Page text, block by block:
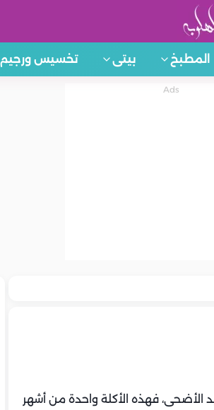
المطبخ بيتى تخسيس ورجيم
فهذه الأكلة واحدة من أشهر